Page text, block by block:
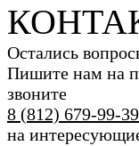
Остались
Пишите нам на
звоните
8 (812) 679-99-39
на